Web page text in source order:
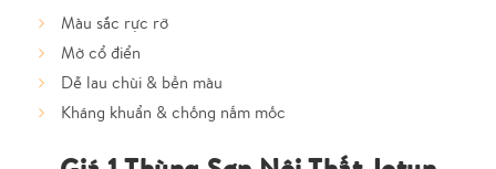
Màu sắc rực rỡ
Mờ cổ điển
Dễ lau chùi & bền màu
Kháng khuẩn & chống nấm mốc